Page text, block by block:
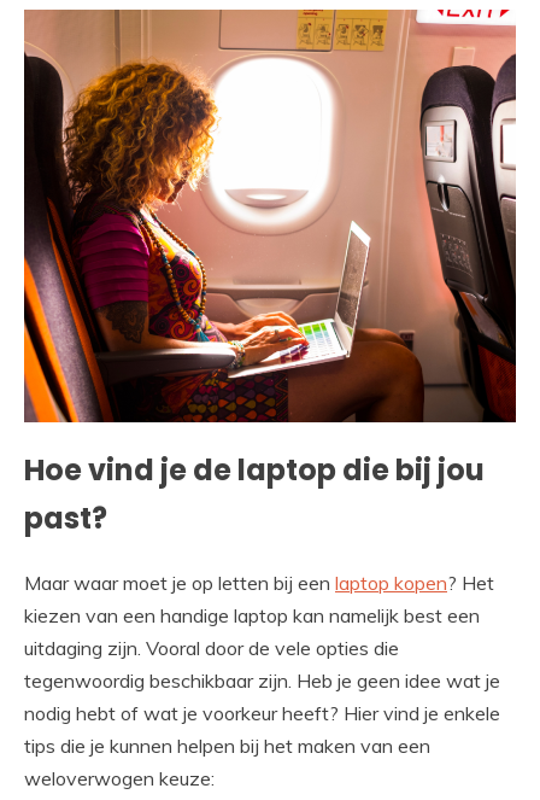
Hoe vind je de laptop die bij jou
past?
Maar waar moet je op letten bij een laptop kopen? Het
kiezen van een handige laptop kan namelijk best een
uitdaging zijn. Vooral door de vele opties die
tegenwoordig beschikbaar zijn. Heb je geen idee wat je
nodig hebt of wat je voorkeur heeft? Hier vind je enkele
tips die je kunnen helpen bij het maken van een
weloverwogen keuze: